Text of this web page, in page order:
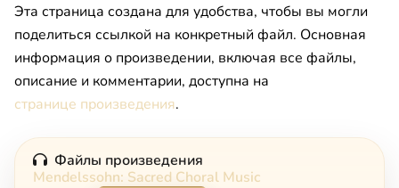
Эта страница создана для удобства, чтобы вы могли
поделиться ссылкой на конкретный файл. Основная
информация о произведении, включая все файлы,
описание и комментарии, доступна на
странице произведения.
Файлы произведения
Mendelssohn: Sacred Choral Music